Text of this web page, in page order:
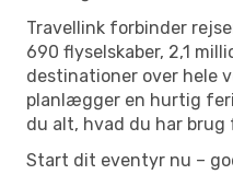
Travellink forbinder
690 flyselskaber, 2,1
destinationer over hele
planlægger en hurtig
du alt, hvad du har brug
Start dit eventyr nu –